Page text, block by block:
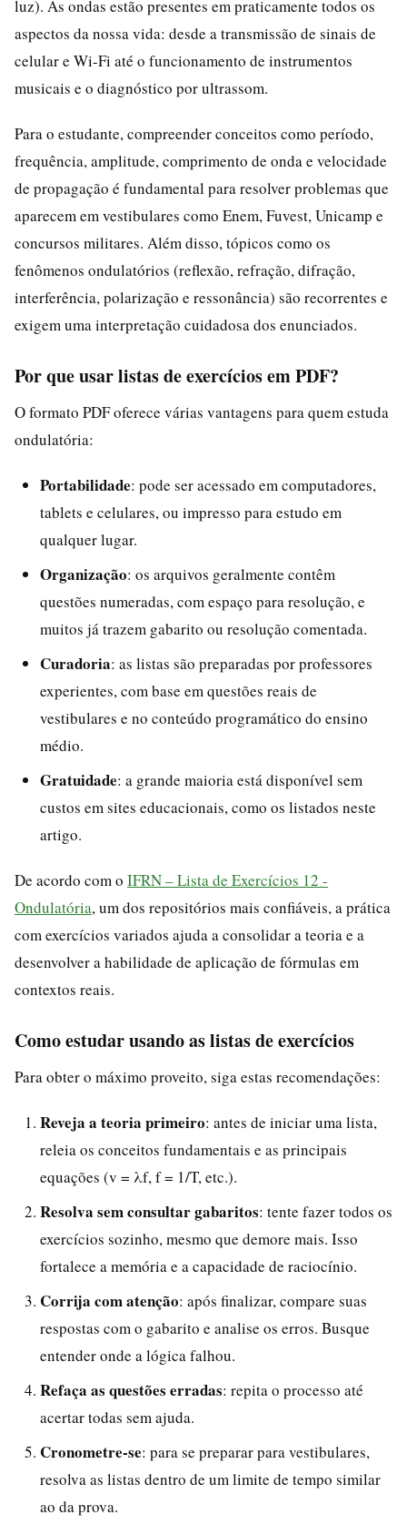
luz). As ondas estão presentes em praticamente todos os
aspectos da nossa vida: desde a transmissão de sinais de
celular e Wi-Fi até o funcionamento de instrumentos
musicais e o diagnóstico por ultrassom.
Para o estudante, compreender conceitos como período,
frequência, amplitude, comprimento de onda e velocidade
de propagação é fundamental para resolver problemas que
aparecem em vestibulares como Enem, Fuvest, Unicamp e
concursos militares. Além disso, tópicos como os
fenômenos ondulatórios (reflexão, refração, difração,
interferência, polarização e ressonância) são recorrentes e
exigem uma interpretação cuidadosa dos enunciados.
Por que usar listas de exercícios em PDF?
O formato PDF oferece várias vantagens para quem estuda
ondulatória:
Portabilidade: pode ser acessado em computadores,
tablets e celulares, ou impresso para estudo em
qualquer lugar.
Organização: os arquivos geralmente contêm
questões numeradas, com espaço para resolução, e
muitos já trazem gabarito ou resolução comentada.
Curadoria: as listas são preparadas por professores
experientes, com base em questões reais de
vestibulares e no conteúdo programático do ensino
médio.
Gratuidade: a grande maioria está disponível sem
custos em sites educacionais, como os listados neste
artigo.
De acordo com o IFRN – Lista de Exercícios 12 -
Ondulatória, um dos repositórios mais confiáveis, a prática
com exercícios variados ajuda a consolidar a teoria e a
desenvolver a habilidade de aplicação de fórmulas em
contextos reais.
Como estudar usando as listas de exercícios
Para obter o máximo proveito, siga estas recomendações:
Reveja a teoria primeiro: antes de iniciar uma lista,
releia os conceitos fundamentais e as principais
equações (v = λf, f = 1/T, etc.).
Resolva sem consultar gabaritos: tente fazer todos os
exercícios sozinho, mesmo que demore mais. Isso
fortalece a memória e a capacidade de raciocínio.
Corrija com atenção: após finalizar, compare suas
respostas com o gabarito e analise os erros. Busque
entender onde a lógica falhou.
Refaça as questões erradas: repita o processo até
acertar todas sem ajuda.
Cronometre-se: para se preparar para vestibulares,
resolva as listas dentro de um limite de tempo similar
ao da prova.